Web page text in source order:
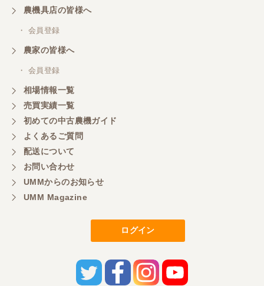
農機具店の皆様へ
・ 会員登録
農家の皆様へ
・ 会員登録
相場情報一覧
売買実績一覧
初めての中古農機ガイド
よくあるご質問
配送について
お問い合わせ
UMMからのお知らせ
UMM Magazine
ログイン